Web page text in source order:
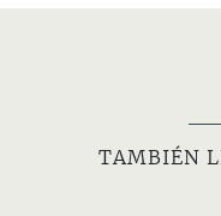
TAMBIÉN